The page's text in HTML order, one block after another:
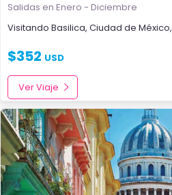
Salidas en Enero - Diciembre
Visitando Basilica, Ciudad de México,
$352 USD
Ver Viaje